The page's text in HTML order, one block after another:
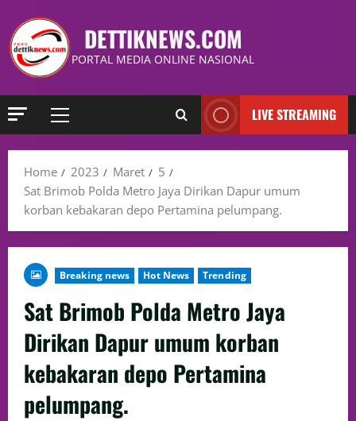
DETTIKNEWS.COM
PORTAL MEDIA ONLINE NASIONAL
LIVE STREAMING
Home 2023 Maret
5
Sat Brimob Polda Metro Jaya Dirikan Dapur umum
korban kebakaran depo Pertamina pelumpang.
Breaking news Hot News Trending
Sat Brimob Polda Metro Jaya
Dirikan Dapur umum korban
kebakaran depo Pertamina
pelumpang.